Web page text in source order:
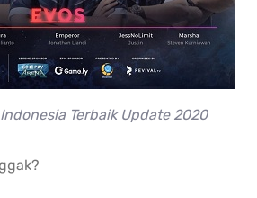
Terbaik Update 2020